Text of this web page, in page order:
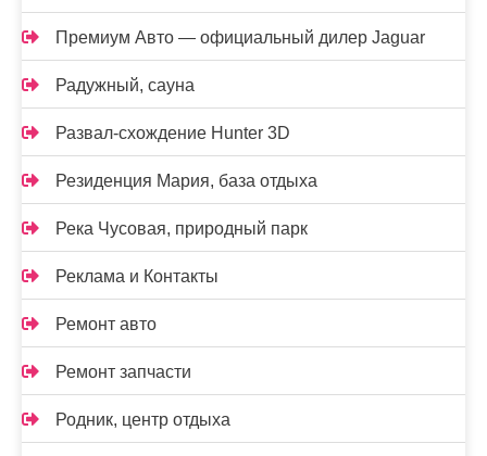
Премиум Авто — официальный дилер Jaguar
Радужный, сауна
Развал-схождение Hunter 3D
Резиденция Мария, база отдыха
Река Чусовая, природный парк
Реклама и Контакты
Ремонт авто
Ремонт запчасти
Родник, центр отдыха